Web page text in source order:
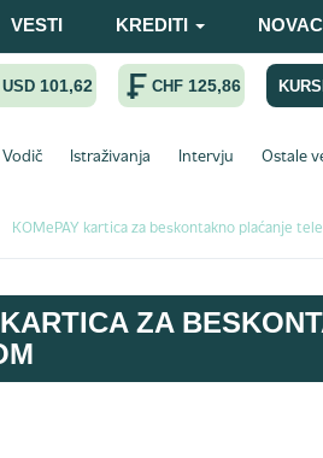
VESTI KREDITI NOVAC
USD 101,62 CHF 125,86
Vodič Istraživanja Intervju Ostale
KOMePAY kartica za beskontakno plaćanje
ZA